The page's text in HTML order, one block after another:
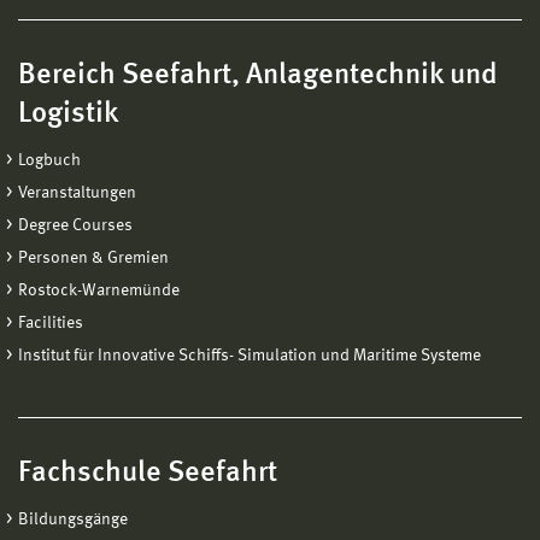
Bereich Seefahrt, Anlagentechnik und
Logistik
Logbuch
Veranstaltungen
Degree Courses
Personen & Gremien
Rostock-Warnemünde
Facilities
Institut für Innovative Schiffs- Simulation und Maritime Systeme
Fachschule Seefahrt
Bildungsgänge